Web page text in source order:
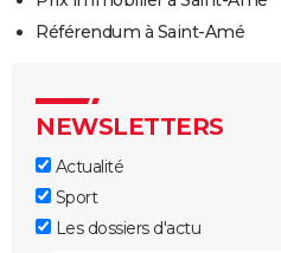
Référendum à Saint-Amé
NEWSLETTERS
Actualité
Sport
Les dossiers d'actu